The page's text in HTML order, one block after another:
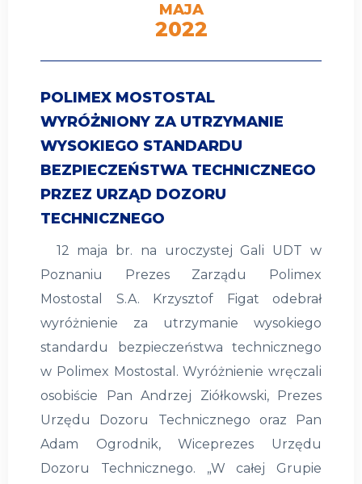
MAJA
2022
POLIMEX MOSTOSTAL
WYRÓŻNIONY ZA UTRZYMANIE
WYSOKIEGO STANDARDU
BEZPIECZEŃSTWA TECHNICZNEGO
PRZEZ URZĄD DOZORU
TECHNICZNEGO
12 maja br. na uroczystej Gali UDT w
Poznaniu Prezes Zarządu Polimex
Mostostal S.A. Krzysztof Figat odebrał
wyróżnienie za utrzymanie wysokiego
standardu bezpieczeństwa technicznego
w Polimex Mostostal. Wyróżnienie wręczali
osobiście Pan Andrzej Ziółkowski, Prezes
Urzędu Dozoru Technicznego oraz Pan
Adam Ogrodnik, Wiceprezes Urzędu
Dozoru Technicznego. „W całej Grupie